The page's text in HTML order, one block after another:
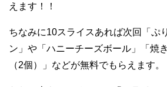
えます！！
ちなみに10スライスあれば次回「ぷ
ン」や「ハニーチーズボール」「焼
（2個）」などが無料でもらえます。